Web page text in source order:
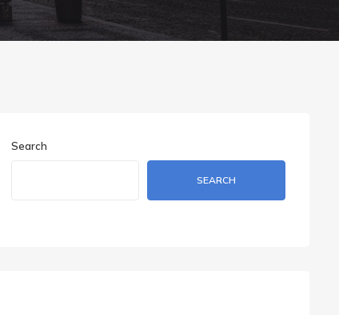
Search
SEARCH